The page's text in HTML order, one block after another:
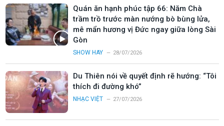
Quán ăn hạnh phúc tập 66: Năm Chà
trầm trồ trước màn nướng bò bùng lửa,
mê mẩn hương vị Đức ngay giữa lòng Sài
Gòn
SHOW HAY 28/07/2026
Du Thiên nói về quyết định rẽ hướng: “Tôi
thích đi đường khó”
NHẠC VIỆT 27/07/2026